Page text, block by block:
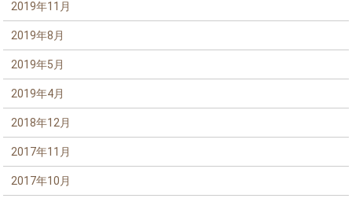
2019年11月
2019年8月
2019年5月
2019年4月
2018年12月
2017年11月
2017年10月